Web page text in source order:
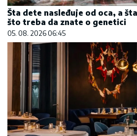
Šta dete nasleđuje od oca, a
što treba da znate o genetici
05. 08. 2026 06:45